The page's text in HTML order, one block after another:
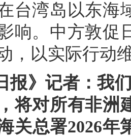
台湾岛以东海
响。中方敦促
，以实际行动
报》记者：我
将对所有非洲
关总署2026年